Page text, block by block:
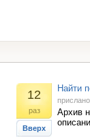
12
раз
Вверх
Найти
Архив